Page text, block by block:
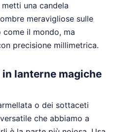
una candela
meravigliose sulle
il mondo, ma
precisione millimetrica.
lanterne magiche
o dei sottaceti
che abbiamo a